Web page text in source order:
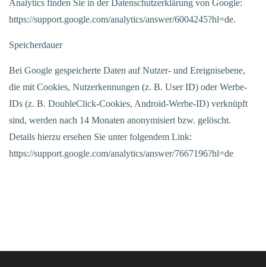
Analytics finden Sie in der Datenschutzerklärung von Google:
https://support.google.com/analytics/answer/6004245?hl=de.
Speicherdauer
Bei Google gespeicherte Daten auf Nutzer- und Ereignisebene,
die mit Cookies, Nutzerkennungen (z. B. User ID) oder Werbe-
IDs (z. B. DoubleClick-Cookies, Android-Werbe-ID) verknüpft
sind, werden nach 14 Monaten anonymisiert bzw. gelöscht.
Details hierzu ersehen Sie unter folgendem Link:
https://support.google.com/analytics/answer/7667196?hl=de